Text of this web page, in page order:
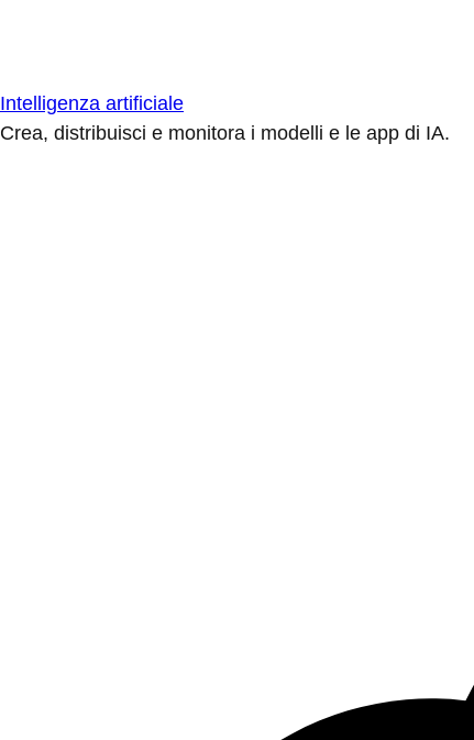
Intelligenza artificiale
Crea, distribuisci e monitora i modelli e le app di IA.